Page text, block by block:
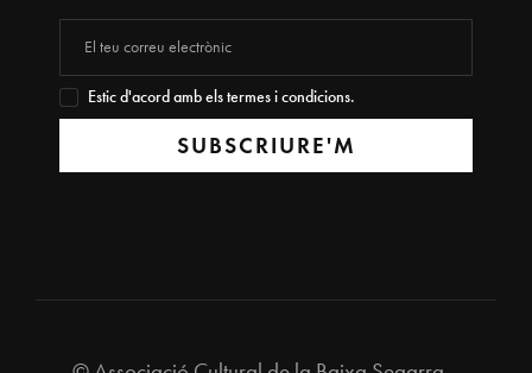
Estic d'acord amb els termes i condicions.
SUBSCRIURE'M